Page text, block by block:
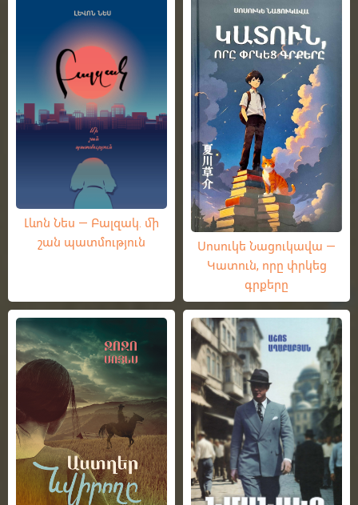
Լևոն Նես — Բալզակ. մի
շան պատմություն
Սոսուկե Նացուկավա —
Կատուն, որը փրկեց
գրքերը